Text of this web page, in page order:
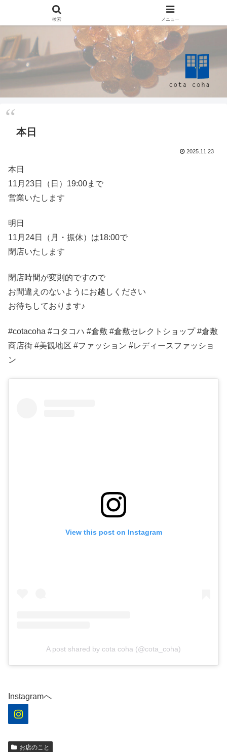
本日
2025.11.23
本日
11月23日（日）19:00まで
営業いたします
明日
11月24日（月・振休）は18:00で
閉店いたします
閉店時間が変則的ですので
お間違えのないようにお越しください
お待ちしております♪
#cotacoha #コタコハ #倉敷 #倉敷セレクトショップ #倉敷
商店街 #美観地区 #ファッション #レディースファッショ
ン
View this post on Instagram
A post shared by cota coha (@cota_coha)
Instagramへ
お店のこと
検索 メニュー